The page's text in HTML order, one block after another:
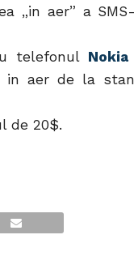
„in aer” a
telefonul Nokia
aer de la
de 20$.